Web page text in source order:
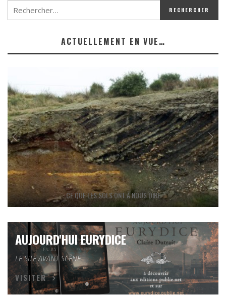
ACTUELLEMENT EN VUE…
CE QUE LES SOLS ONT À NOUS DIRE
AUJOURD'HUI EURYDICE
LE SITE AVANT-SCÈNE
VISITER